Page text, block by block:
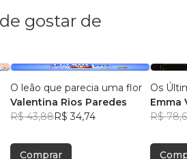
gostar de
O leão que parecia uma flor
Valentina Rios Paredes
R$ 43,88R$ 34,74
Comprar
Os
Emma
R$